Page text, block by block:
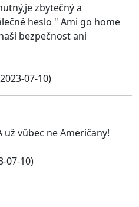
zbytečný a
heslo " Ami go home
bezpečnost ani
07-10)
už vůbec ne Američany!
07-10)